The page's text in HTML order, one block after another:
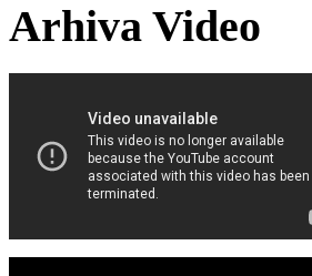
Arhiva Video